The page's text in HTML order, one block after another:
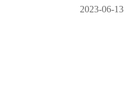
2023-06-13